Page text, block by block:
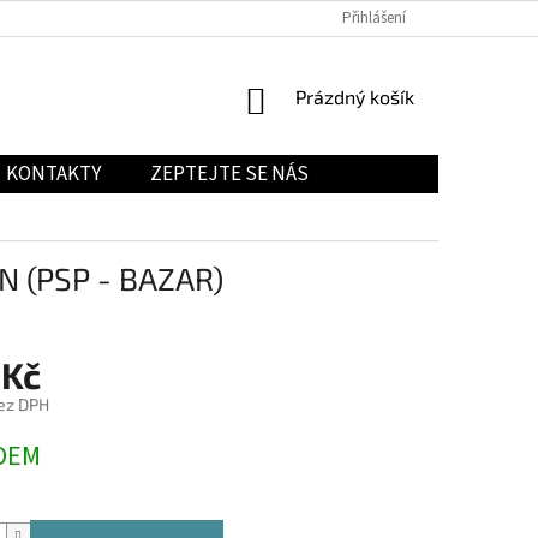
Přihlášení
NÁKUPNÍ
Prázdný košík
KONTAKTY ZEPTEJTE SE NÁS
(PSP - BAZAR)
DPH